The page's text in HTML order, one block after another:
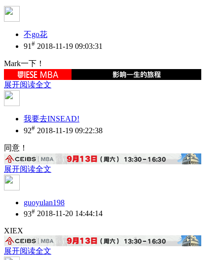
不go花
91 # 2018-11-19 09:03:31
Mark一下！
展开阅读全文
我要去INSEAD!
92# 2018-11-19 09:22:38
同意！
展开阅读全文
guoyulan198
93# 2018-11-20 14:44:14
XIEX
展开阅读全文